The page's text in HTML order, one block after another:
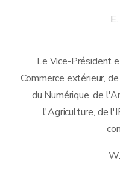
Le Vice-Président
Commerce extérieur,
du Numérique, de
l'Agriculture, de